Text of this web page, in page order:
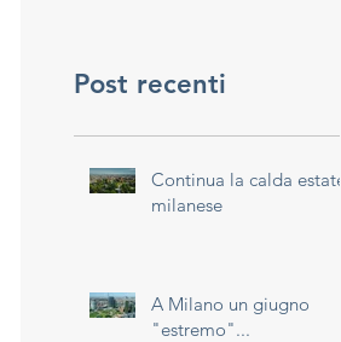
Post recenti
Continua la calda estate
milanese
A Milano un giugno
"estremo"...